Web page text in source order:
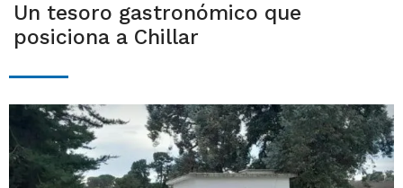
Un tesoro gastronómico que
posiciona a Chillar